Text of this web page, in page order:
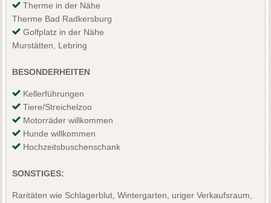
Therme in der Nähe
Therme Bad Radkersburg
Golfplatz in der Nähe
Murstätten, Lebring
BESONDERHEITEN
Kellerführungen
Tiere/Streichelzoo
Motorräder willkommen
Hunde willkommen
Hochzeitsbuschenschank
SONSTIGES:
Raritäten wie Schlagerblut, Wintergarten, uriger Verkaufsraum,